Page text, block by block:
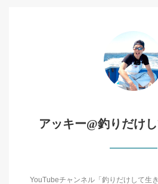
アッキー@釣りだけ
YouTubeチャンネル「釣りだけして生